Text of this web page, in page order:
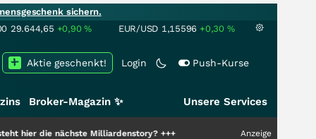
sichern.
29.644,65 +0,90% EUR/USD 1,15596 +0,30 %
Login Push-Kurse
Aktie geschenkt!
Broker-Magazin ✨ Unsere Services
nächste Milliardenstory?+++ Anzeige